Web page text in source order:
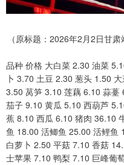
（原标题：2026年2月2日甘
品种 价格 大白菜 2.30 油菜
卜 3.70 土豆 2.30 葱头 1.50
3.50 莴笋 3.10 莲藕 6.10 蒜
茄子 9.10 黄瓜 5.10 西葫芦
蕉 8.10 西瓜 6.10 猪肉 36.10
鱼 18.00 活鲫鱼 25.00 活鲤鱼
白萝卜 2.50 平菇 7.10 香菇
士苹果 7.10 鸭梨 7.10 巨峰葡